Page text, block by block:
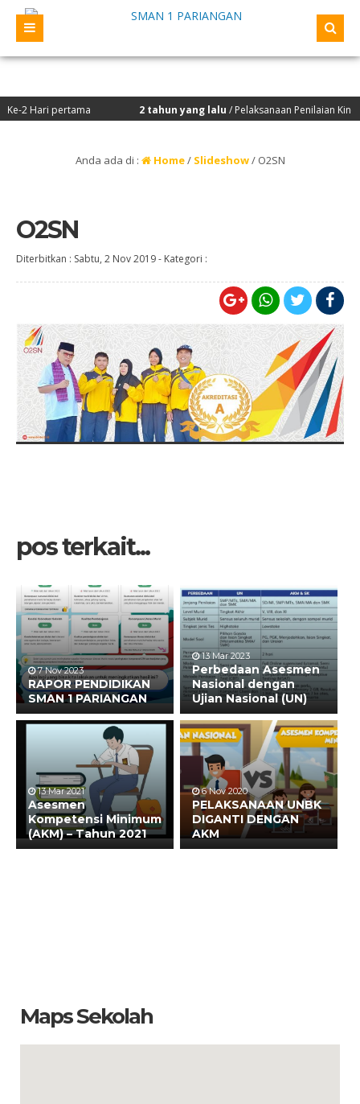
Hari pertama 2 tahun yang lalu/ Pelaksanaan Penilaian Kinerja
Anda ada di : Home/ Slideshow/ O2SN
O2SN
Diterbitkan : Sabtu, 2 Nov 2019- Kategori :
pos terkait...
7 Nov 2023
RAPOR PENDIDIKAN
SMAN 1 PARIANGAN
13 Mar 2023
Perbedaan Asesmen
Nasional dengan
Ujian Nasional (UN)
13 Mar 2021
Asesmen
Kompetensi Minimum
(AKM) – Tahun 2021
6 Nov 2020
PELAKSANAAN UNBK
DIGANTI DENGAN
AKM
Maps Sekolah